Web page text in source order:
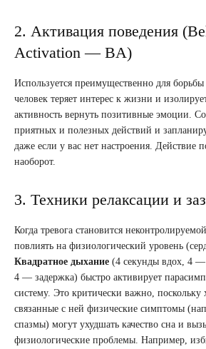
2. Активация поведения
Activation — BA)
Используется преимущественно для борьбы
человек теряет интерес к жизни и
активность вернуть позитивные эмоции.
приятных и полезных действий и
даже если у вас нет настроения. Действие
наоборот.
3. Техники релаксации и
Когда тревога становится
повлиять на физиологический уровень
Квадратное дыхание (4 секунды вдох, 4
4 — задержка) быстро активирует
систему. Это критически важно, поскольку
связанные с ней физические симптомы
спазмы) могут ухудшать качество сна и
физиологические проблемы. Например,